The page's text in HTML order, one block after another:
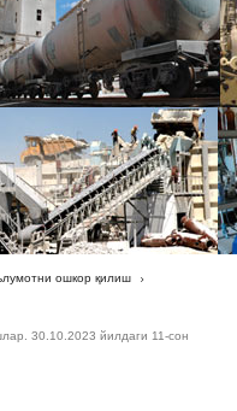
ошкор қилиш
30.10.2023 йилдаги 11-сон